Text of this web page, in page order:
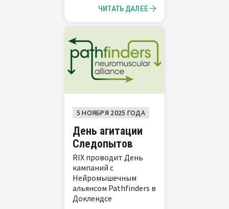
ЧИТАТЬ ДАЛЕЕ
5 НОЯБРЯ 2025 ГОДА
День агитации
Следопытов
RIX проводит День
кампаний с
Нейромышечным
альянсом Pathfinders в
Доклендсе